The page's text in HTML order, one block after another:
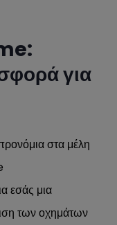
για
στα μέλη
εσάς μια
των οχημάτων